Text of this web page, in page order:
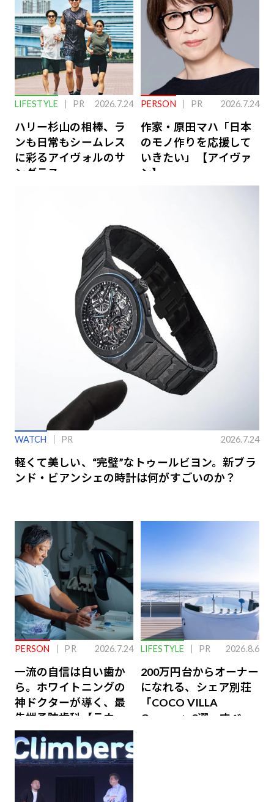
LIFESTYLE PR 2026.7.24
ハリー杉山の相棒、ラ
ンも日常もシームレス
に彩るアイヴォルのサ
ングラス
PERSON PR 2026.7.24
作家・原田マハ「日本
のモノ作りを応援して
いきたい」【アイヴァ
ン】
WATCH PR 2026.7.24
軽くて美しい、“完璧”なトゥールビヨン。新ブラ
ンド・ビアンシェの時計は何がすごいのか？
PERSON PR 2026.7.24
一流の自信は白い歯か
ら。ホワイトニングの
神ドクターが導く、最
先端予防歯科【ラウン
ジ会員特典あり】
LIFESTYLE PR 2026.8.6
200万円台からオーナー
になれる、シェア別荘
「COCO VILLA
Owners」3選。すべて